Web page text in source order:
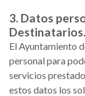
3. Datos
Destinatarios.
El Ayuntamiento
personal para
servicios
estos datos los